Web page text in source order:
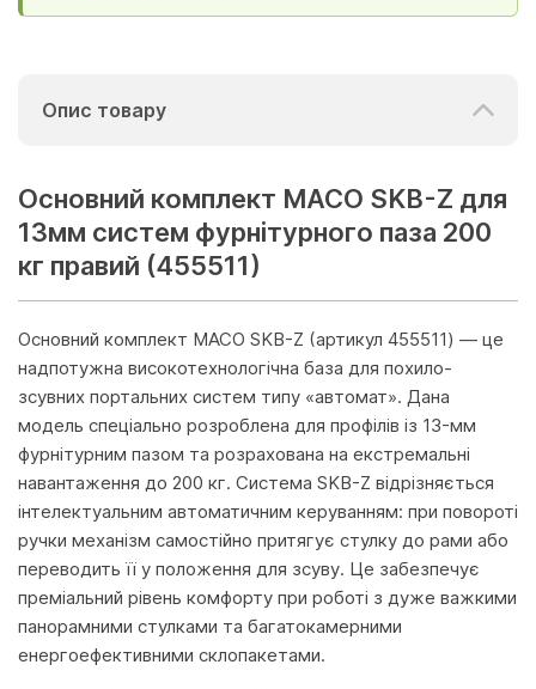
Опис товару
Основний комплект МАСО SKB-Z для
13мм систем фурнітурного паза 200
кг правий (455511)
Основний комплект MACO SKB-Z (артикул 455511) — це
надпотужна високотехнологічна база для похило-
зсувних портальних систем типу «автомат». Дана
модель спеціально розроблена для профілів із 13-мм
фурнітурним пазом та розрахована на екстремальні
навантаження до 200 кг. Система SKB-Z відрізняється
інтелектуальним автоматичним керуванням: при повороті
ручки механізм самостійно притягує стулку до рами або
переводить її у положення для зсуву. Це забезпечує
преміальний рівень комфорту при роботі з дуже важкими
панорамними стулками та багатокамерними
енергоефективними склопакетами.